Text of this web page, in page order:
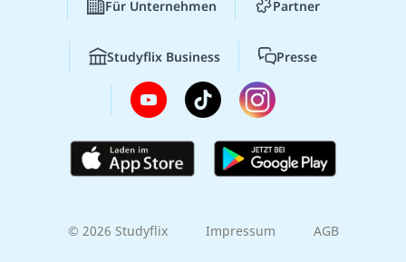
Für Unternehmen Partner
Studyflix Business Presse
© 2026 Studyflix Impressum AGB